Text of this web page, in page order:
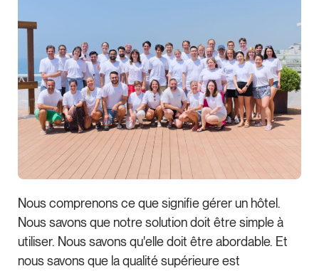
Nous comprenons ce que signifie gérer un hôtel.
Nous savons que notre solution doit être simple à
utiliser. Nous savons qu'elle doit être abordable. Et
nous savons que la qualité supérieure est